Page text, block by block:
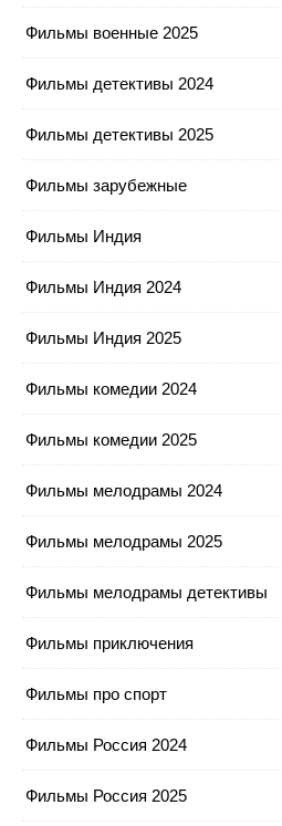
Фильмы военные 2025
Фильмы детективы 2024
Фильмы детективы 2025
Фильмы зарубежные
Фильмы Индия
Фильмы Индия 2024
Фильмы Индия 2025
Фильмы комедии 2024
Фильмы комедии 2025
Фильмы мелодрамы 2024
Фильмы мелодрамы 2025
Фильмы мелодрамы детективы
Фильмы приключения
Фильмы про спорт
Фильмы Россия 2024
Фильмы Россия 2025